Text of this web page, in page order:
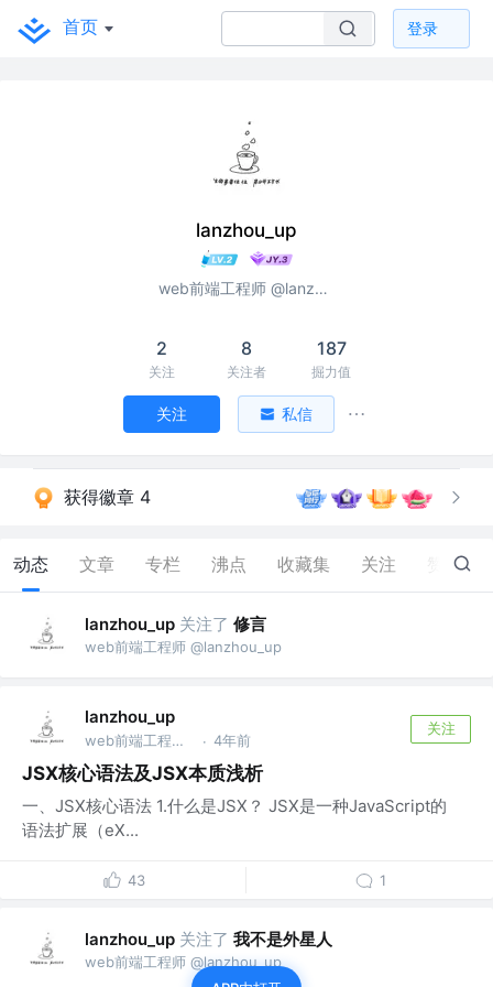
首页 登录
lanzhou_up
web前端工程师 @lanzhou_up
2
关注
8
关注者
187
掘力值
关注 私信
获得徽章 4
动态 文章 专栏 沸点 收藏集 关注 0
lanzhou_up 关注了 修言
web前端工程师 @lanzhou_up
lanzhou_up
web前端工程师 @lanzhou_up · 4年前
关注
JSX核心语法及JSX本质浅析
一、JSX核心语法 1.什么是JSX？ JSX是一种JavaScript的
语法扩展（eX...
43 1
lanzhou_up 关注了 我不是外星人
web前端工程师 @lanzhou_up